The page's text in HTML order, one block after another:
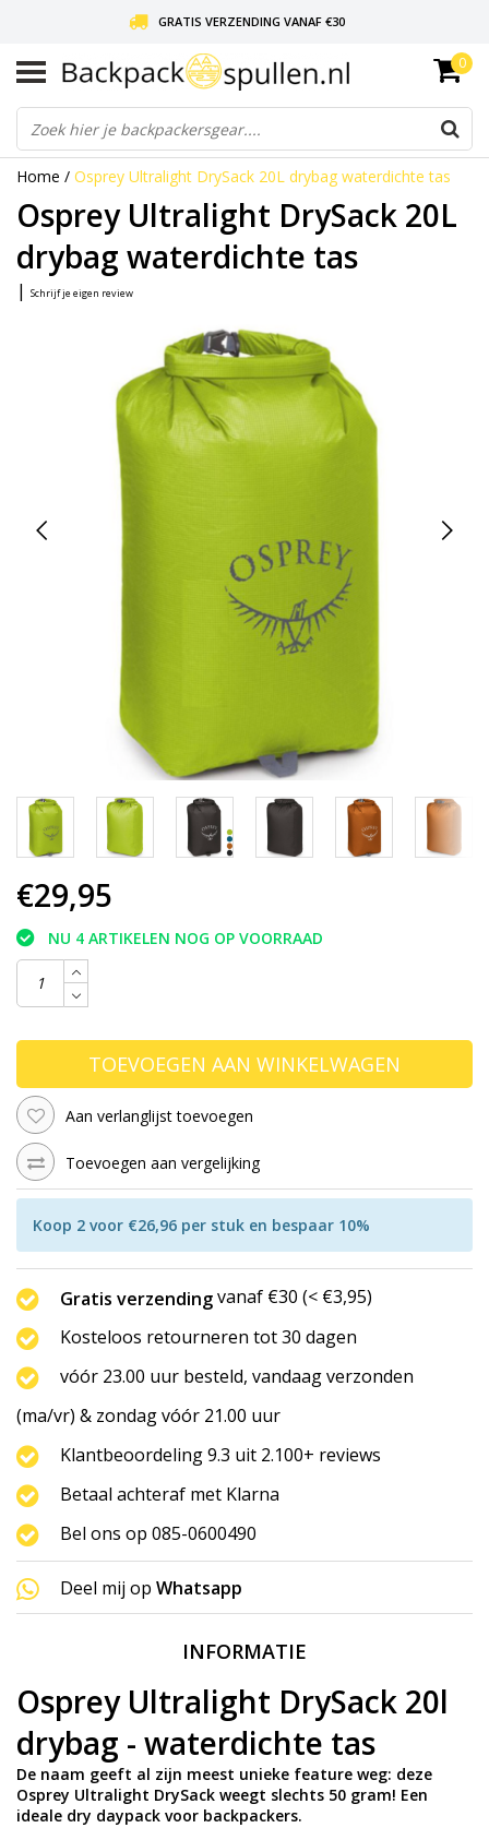
GRATIS VERZENDING VANAF €30
LIEFDE VOOR BACKPACKEN!
30 DAGEN GRATIS RETOUR
0
Home / Osprey Ultralight DrySack 20L drybag waterdichte tas
Osprey Ultralight DrySack 20L
drybag waterdichte tas
| Schrijf je eigen review
€29,95
NU 4 ARTIKELEN NOG OP VOORRAAD
TOEVOEGEN AAN WINKELWAGEN
Aan verlanglijst toevoegen
Toevoegen aan vergelijking
Koop 2 voor €26,96 per stuk en bespaar 10%
Gratis verzendingvanaf €30 (< €3,95)
Kosteloos retourneren tot 30 dagen
vóór 23.00 uur besteld, vandaag verzonden
(ma/vr) & zondag vóór 21.00 uur
Klantbeoordeling 9.3 uit 2.100+ reviews
Betaal achteraf met Klarna
Bel ons op 085-0600490
Deel mij op Whatsapp
INFORMATIE
Osprey Ultralight DrySack 20l
drybag - waterdichte tas
De naam geeft al zijn meest unieke feature weg: deze
Osprey Ultralight DrySack weegt slechts 50 gram! Een
ideale dry daypack voor backpackers.